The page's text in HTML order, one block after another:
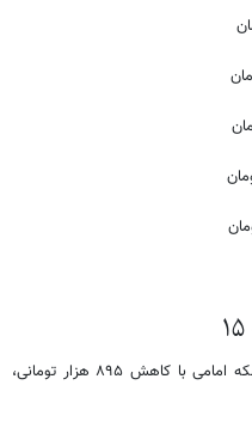
۱۵
گزارش‌ها حاکی از آن است که هر قطعه سکه امامی با کاهش ۸۹۵ هزار تومانی،